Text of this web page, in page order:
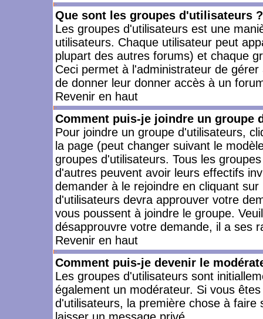
Que sont les groupes d'utilisateurs ?
Les groupes d'utilisateurs est une
utilisateurs. Chaque utilisateur peut
plupart des autres forums) et chaque
Ceci permet à l'administrateur de
de donner leur donner accès à un
Revenir en haut
Comment puis-je joindre un groupe
Pour joindre un groupe d'utilisateurs,
la page (peut changer suivant le
groupes d'utilisateurs. Tous les
d'autres peuvent avoir leurs effectifs
demander à le rejoindre en cliquant
d'utilisateurs devra approuver votre
vous poussent à joindre le groupe.
désapprouvre votre demande, il a ses
Revenir en haut
Comment puis-je devenir le
Les groupes d'utilisateurs sont
également un modérateur. Si vous
d'utilisateurs, la première chose à